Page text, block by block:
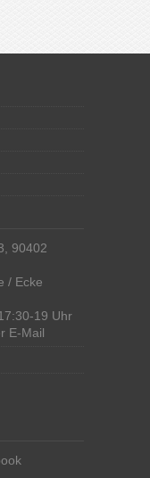
90402
/ Ecke
19 Uhr
E-Mail